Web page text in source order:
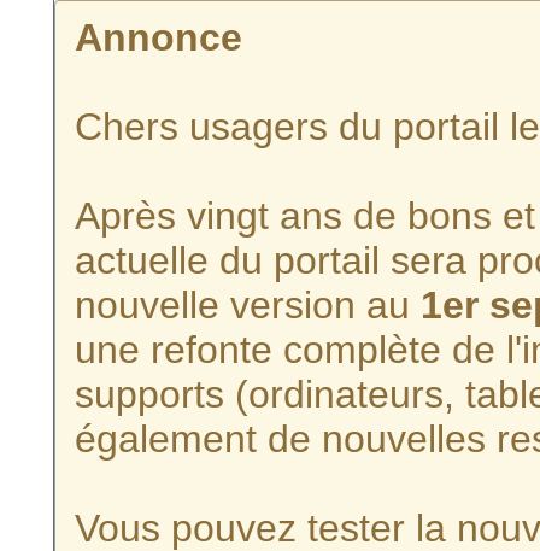
Annonce
Chers usagers du portail
Après vingt ans de bons
actuelle du portail sera
nouvelle version au 1er
une refonte complète de
supports (ordinateurs,
également de nouvelles
Vous pouvez tester la